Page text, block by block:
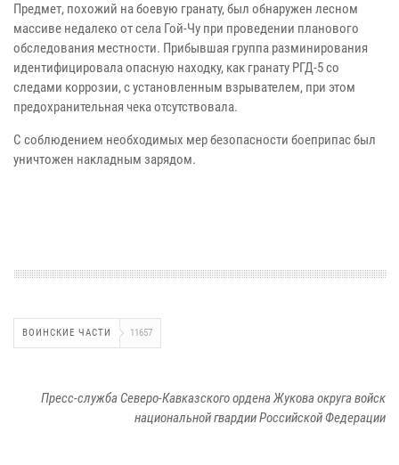
Предмет, похожий на боевую гранату, был обнаружен лесном
массиве недалеко от села Гой-Чу при проведении планового
обследования местности. Прибывшая группа разминирования
идентифицировала опасную находку, как гранату РГД-5 со
следами коррозии, с установленным взрывателем, при этом
предохранительная чека отсутствовала.
С соблюдением необходимых мер безопасности боеприпас был
уничтожен накладным зарядом.
ВОИНСКИЕ ЧАСТИ 11657
Пресс-служба Северо-Кавказского ордена Жукова округа войск
национальной гвардии Российской Федерации